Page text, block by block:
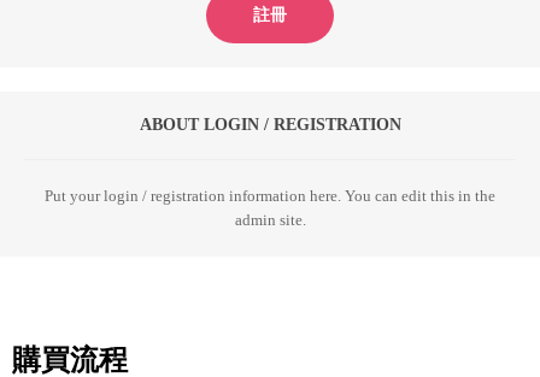
註冊
ABOUT LOGIN / REGISTRATION
Put your login / registration information here. You can edit this in the
admin site.
購買流程